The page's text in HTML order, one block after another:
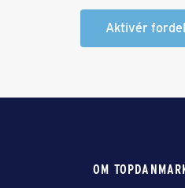
Aktivér
OM